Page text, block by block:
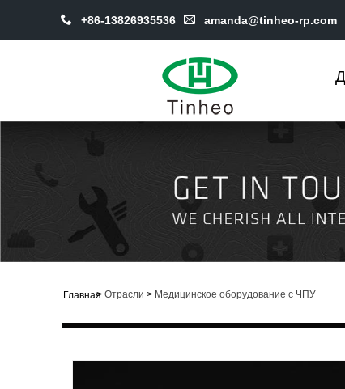
+86-13826935536 amanda@tinheo-rp.com
Главная
> Отрасли > Медицинское оборудование с ЧПУ